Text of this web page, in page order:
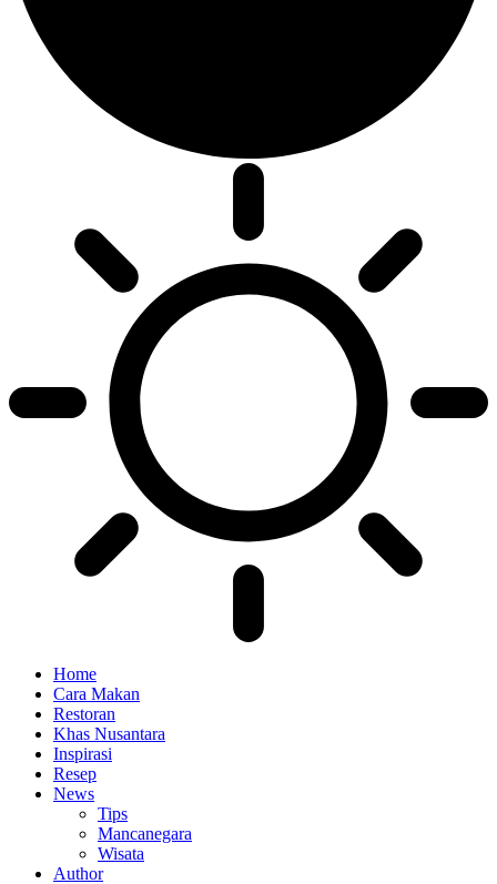
Home
Cara Makan
Restoran
Khas Nusantara
Inspirasi
Resep
News
Tips
Mancanegara
Wisata
Author